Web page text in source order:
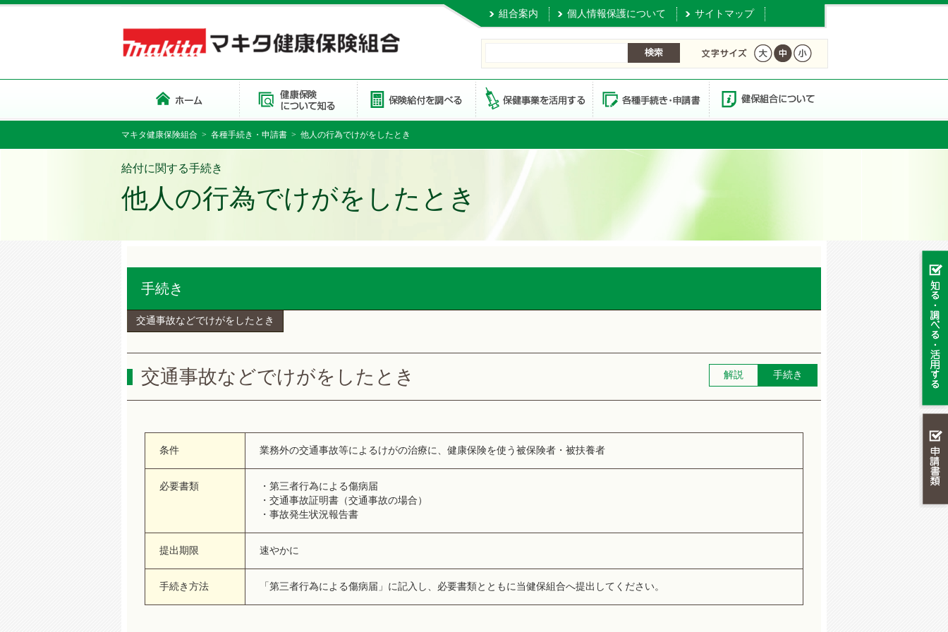
組合案内 個人情報保護について サイトマップ
マキタ健康保険組合 > 各種手続き・申請書 > 他人の行為でけがをしたとき
給付に関する手続き
他人の行為でけがをしたとき
手続き
交通事故などでけがをしたとき
交通事故などでけがをしたとき 解説 手続き
条件 業務外の交通事故等によるけがの治療に、健康保険を使う被保険者・被扶養者
必要書類
・第三者行為による傷病届
・交通事故証明書（交通事故の場合）
・事故発生状況報告書
提出期限 速やかに
手続き方法 「第三者行為による傷病届」に記入し、必要書類とともに当健保組合へ提出してください。